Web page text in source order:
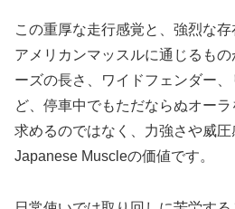
この重厚な走行感覚と、強烈な存
アメリカンマッスルに通じるも
ーズの長さ、ワイドフェンダー
ど、停車中でもただならぬオー
求めるのではなく、力強さや威
Japanese Muscleの価値です。